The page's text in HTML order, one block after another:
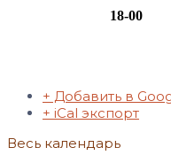
18-00
+ Добавить в
+ iCal экспорт
Весь календарь